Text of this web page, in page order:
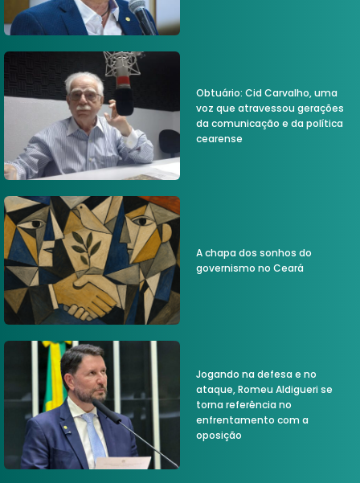
Obtuário: Cid Carvalho, uma
voz que atravessou gerações
da comunicação e da política
cearense
A chapa dos sonhos do
governismo no Ceará
Jogando na defesa e no
ataque, Romeu Aldigueri se
torna referência no
enfrentamento com a
oposição